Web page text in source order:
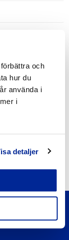
och
hur du
använda i
i
detaljer